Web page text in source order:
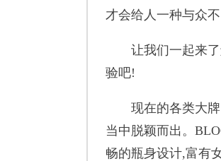
才会给人一种与众
让我们一起来了
验吧!
现在的各类大牌
当中脱颖而出。
畅的瓶身设计,富有